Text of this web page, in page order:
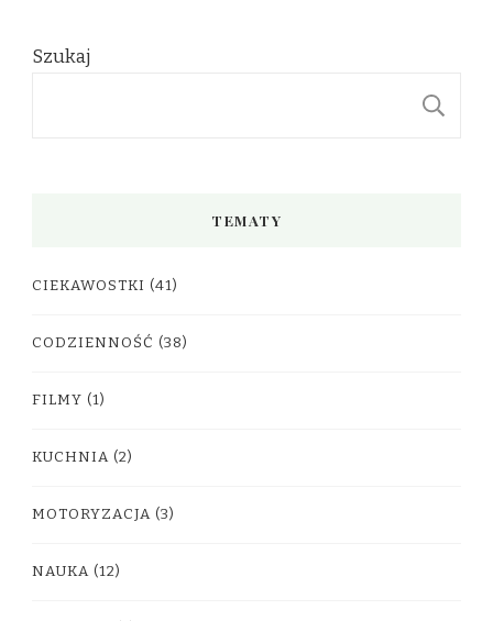
Szukaj
TEMATY
CIEKAWOSTKI (41)
CODZIENNOŚĆ (38)
FILMY (1)
KUCHNIA (2)
MOTORYZACJA (3)
NAUKA (12)